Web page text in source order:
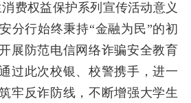
费权益保护系列宣传活动意义
分行始终秉持“金融为民”的初
展防范电信网络诈骗安全教育
过此次校银、校警携手，进一
牢反诈防线，不断增强大学生